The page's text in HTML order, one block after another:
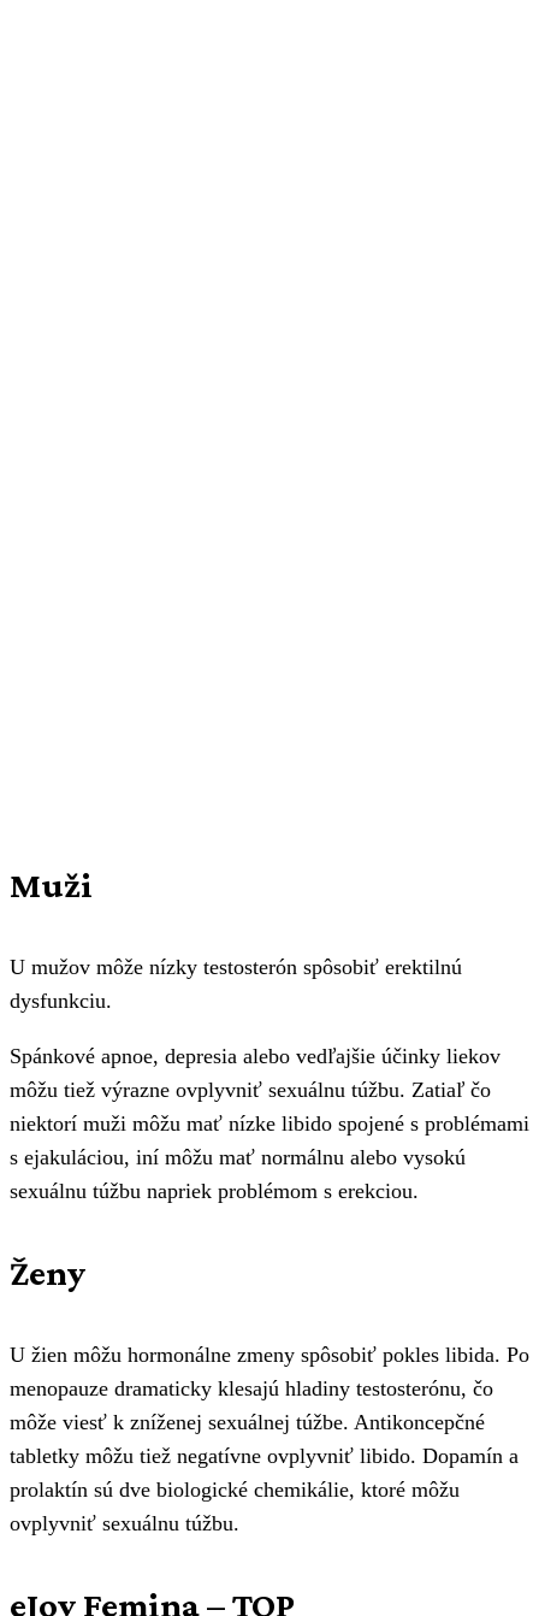
Muži
U mužov môže nízky testosterón spôsobiť erektilnú
dysfunkciu.
Spánkové apnoe, depresia alebo vedľajšie účinky liekov
môžu tiež výrazne ovplyvniť sexuálnu túžbu. Zatiaľ čo
niektorí muži môžu mať nízke libido spojené s problémami
s ejakuláciou, iní môžu mať normálnu alebo vysokú
sexuálnu túžbu napriek problémom s erekciou.
Ženy
U žien môžu hormonálne zmeny spôsobiť pokles libida. Po
menopauze dramaticky klesajú hladiny testosterónu, čo
môže viesť k zníženej sexuálnej túžbe. Antikoncepčné
tabletky môžu tiež negatívne ovplyvniť libido. Dopamín a
prolaktín sú dve biologické chemikálie, ktoré môžu
ovplyvniť sexuálnu túžbu.
eJoy Femina – TOP